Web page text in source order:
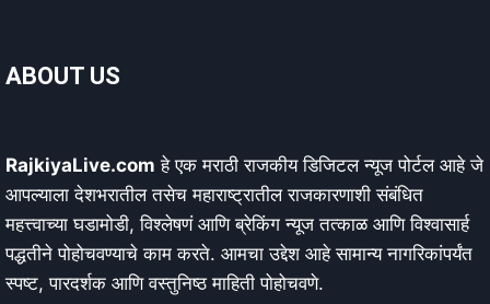
ABOUT US
RajkiyaLive.com हे एक मराठी राजकीय डिजिटल न्यूज पोर्टल आहे जे
आपल्याला देशभरातील तसेच महाराष्ट्रातील राजकारणाशी संबंधित
महत्त्वाच्या घडामोडी, विश्लेषणं आणि ब्रेकिंग न्यूज तत्काळ आणि विश्वासार्ह
पद्धतीने पोहोचवण्याचे काम करते. आमचा उद्देश आहे सामान्य नागरिकांपर्यंत
स्पष्ट, पारदर्शक आणि वस्तुनिष्ठ माहिती पोहोचवणे.